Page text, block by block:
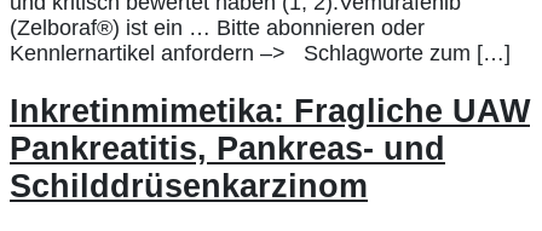
(Zelboraf®) ist ein … Bitte abonnieren oder
Kennlernartikel anfordern –> Schlagworte zum […]
Inkretinmimetika: Fragliche UAW
Pankreatitis, Pankreas- und
Schilddrüsenkarzinom